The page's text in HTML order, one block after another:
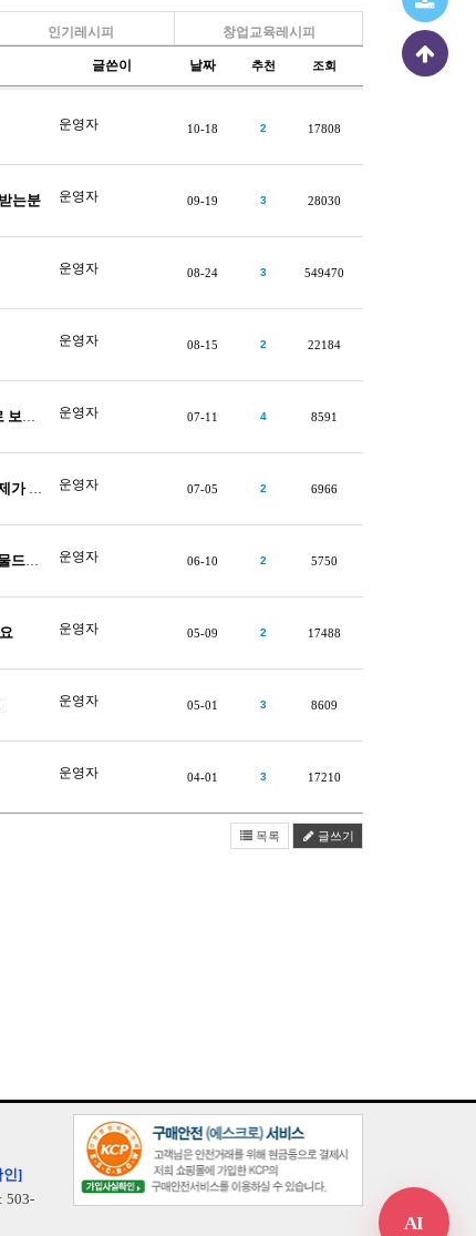
인기레시피 창업교육레시피
글쓴이 날짜 추천 조회
운영자 10-18 2 17808
는분 운영자 09-19 3 28030
운영자 08-24 3 549470
운영자 08-15 2 22184
다 운영자 07-11 4 8591
네요 운영자 07-05 2 6966
다 운영자 06-10 2 5750
운영자 05-09 2 17488
운영자 05-01 3 8609
운영자 04-01 3 17210
목록 글쓰기
인]
503-
AI